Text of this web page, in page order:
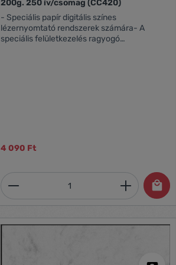
200g. 250 ív/csomag (CC420)
- Speciális papír digitális színes
lézernyomtató rendszerek számára- A
speciális felületkezelés ragyogó
4 090 Ft
Termékmennyiség: Adja